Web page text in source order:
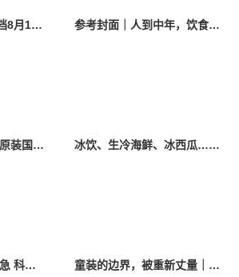
《咕噜比事务所》定档8月10日 聚焦儿童情绪教育助力健康成长 参考封面｜人到中年，饮食该如何调整？
海淘怕买到假？2026原装国产羊奶粉靠谱的正规品牌有哪些？ 冰饮、生冷海鲜、冰西瓜……泉州人夏季“标配”饮食极易引发胃肠炎
人人讲安全 个个会应急 科学应对防震避险 童装的边界，被重新丈量｜2026中国国际时装周·童话小镇圆满收官